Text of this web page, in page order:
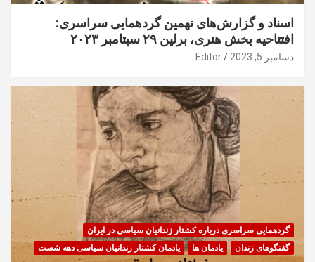
اسناد و گزارش‌های نهمین گردهمایی سراسری:
افتتاحیه بخش هنری، برلین ۲۹ سپتامبر ۲۰۲۳
دسامبر 5, 2023 Editor
گردهمایی سراسری درباره کشتار زندانیان سیاسی در ایران
گفتگوهای زندان
یادمان ها یادمان کشتار زندانیان سیاسی دهه شصت